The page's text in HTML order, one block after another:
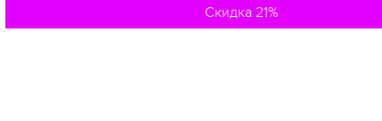
Скидка 21%